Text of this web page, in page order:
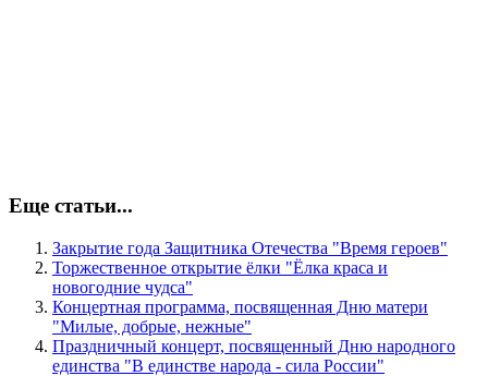
Еще статьи...
Закрытие года Защитника Отечества "Время героев"
Торжественное открытие ёлки "Ёлка краса и
новогодние чудса"
Концертная программа, посвященная Дню матери
"Милые, добрые, нежные"
Праздничный концерт, посвященный Дню народного
единства "В единстве народа - сила России"